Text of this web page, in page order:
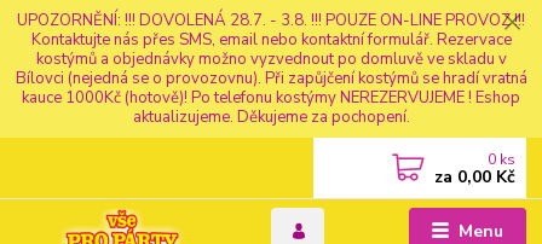
UPOZORNĚNÍ: !!! DOVOLENÁ 28.7. - 3.8. !!! POUZE ON-LINE PROVOZ !!!
Kontaktujte nás přes SMS, email nebo kontaktní formulář. Rezervace
kostýmů a objednávky možno vyzvednout po domluvě ve skladu v
Bílovci (nejedná se o provozovnu). Při zapůjčení kostýmů se hradí vratná
kauce 1000Kč (hotově)! Po telefonu kostýmy NEREZERVUJEME ! Eshop
aktualizujeme. Děkujeme za pochopení.
Menu
0 ks
za 0,00 Kč